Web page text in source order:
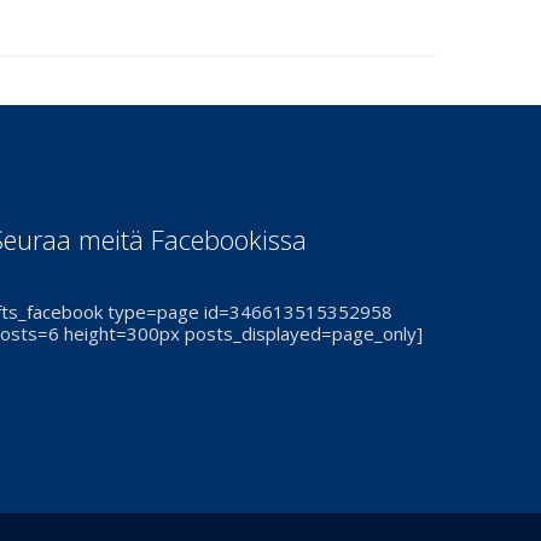
meitä Facebookissa
type=page id=346613515352958
height=300px posts_displayed=page_only]